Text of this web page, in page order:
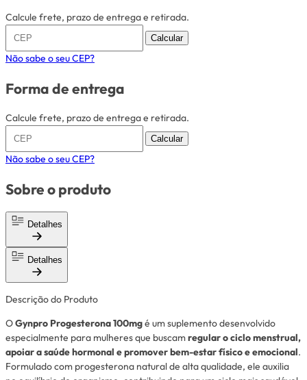
Calcule frete, prazo de entrega e retirada.
Calcular
Não sabe o seu CEP?
Forma de entrega
Calcule frete, prazo de entrega e retirada.
Calcular
Não sabe o seu CEP?
Sobre o produto
Detalhes
Detalhes
Descrição do Produto
OGynpro Progesterona 100mgé um suplemento desenvolvido
especialmente para mulheres que buscamregular o ciclo menstrual,
apoiar a saúde hormonal e promover bem-estar físico e emocional.
Formulado com progesterona natural de alta qualidade, ele auxilia